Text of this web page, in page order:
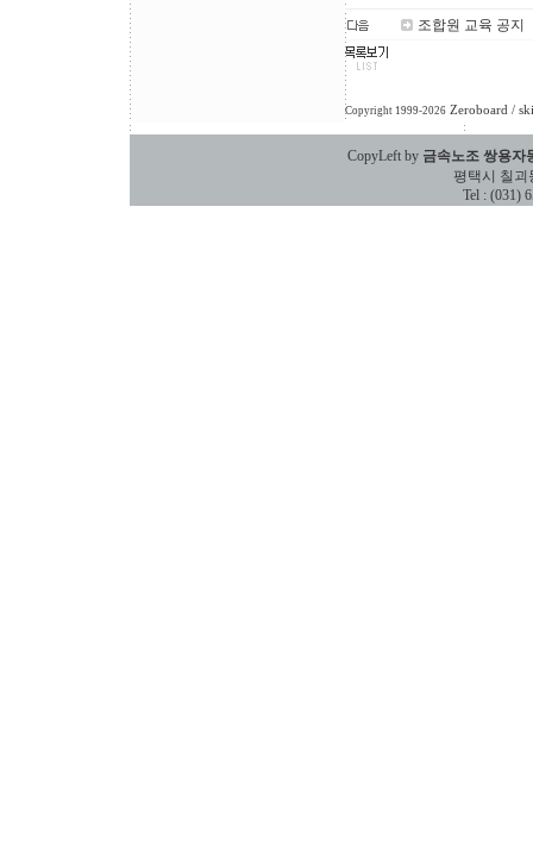
조합원 교육 공지
Copyright 1999-2026 Zeroboard /
CopyLeft by 금속노조 쌍용자
평택시 칠괴동
Tel : (031)